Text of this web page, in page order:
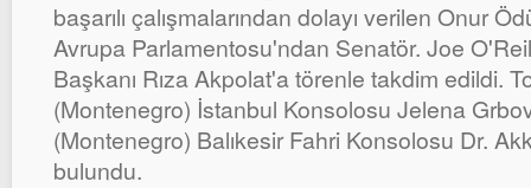
başarılı çalışmalarından dolayı verilen Onur
Avrupa Parlamentosu'ndan Senatör. Joe
Başkanı Rıza Akpolat'a törenle takdim edildi.
(Montenegro) İstanbul Konsolosu Jelena
(Montenegro) Balıkesir Fahri Konsolosu Dr.
bulundu.